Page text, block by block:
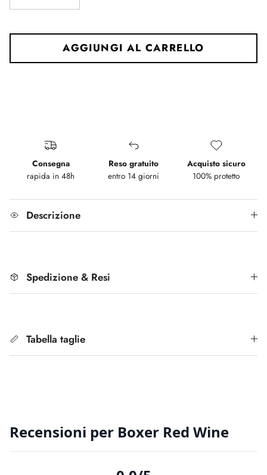
AGGIUNGI AL CARRELLO
Consegna
rapida in 48h
Reso gratuito
entro 14 giorni
Acquisto sicuro
100% protetto
Descrizione
Spedizione & Resi
Tabella taglie